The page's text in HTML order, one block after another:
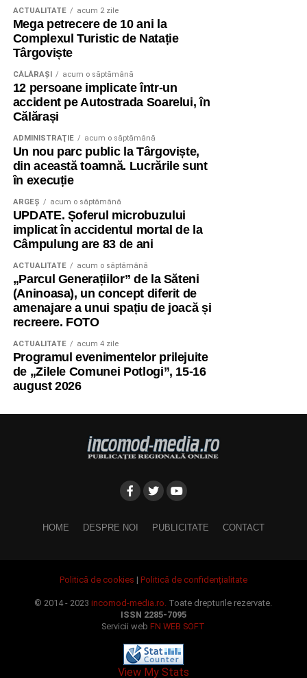
ACTUALITATE acum 2 zile
Mega petrecere de 10 ani la
Complexul Turistic de Natație
Târgoviște
CĂLĂRAŞI acum o săptămână
12 persoane implicate într-un
accident pe Autostrada Soarelui, în
Călărași
ADMINISTRAŢIE acum o săptămână
Un nou parc public la Târgoviște,
din această toamnă. Lucrările sunt
în execuție
ARGEȘ acum o săptămână
UPDATE. Șoferul microbuzului
implicat în accidentul mortal de la
Câmpulung are 83 de ani
ACTUALITATE acum o săptămână
„Parcul Generațiilor” de la Săteni
(Aninoasa), un concept diferit de
amenajare a unui spațiu de joacă și
recreere. FOTO
ACTUALITATE acum 4 zile
Programul evenimentelor prilejuite
de „Zilele Comunei Potlogi”, 15-16
august 2026
HOME DESPRE NOI PUBLICITATE CONTACT
Politică de cookies | Politică de confidențialitate
© 2014 - 2023incomod-media.ro. Toate drepturile rezervate.
ISSN 2285-7095
Servicii webFN WEB SOFT
View My Stats